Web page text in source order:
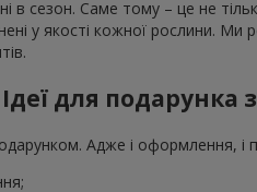
в сезон. Саме тому – це не
у якості кожної рослини. Ми
Ідеї для
Адже і оформлення, і